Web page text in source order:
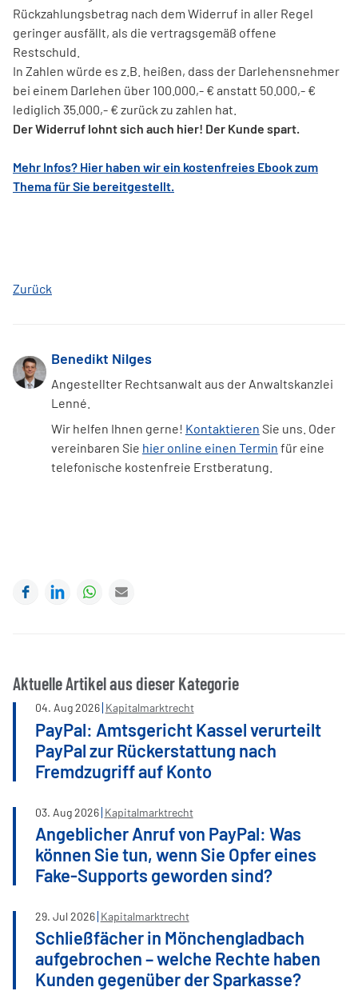
Rückzahlungsbetrag nach dem Widerruf in aller Regel
geringer ausfällt, als die vertragsgemäß offene
Restschuld.
In Zahlen würde es z.B. heißen, dass der Darlehensnehmer
bei einem Darlehen über 100.000,- € anstatt 50.000,- €
lediglich 35.000,- € zurück zu zahlen hat.
Der Widerruf lohnt sich auch hier! Der Kunde spart.
Mehr Infos? Hier haben wir ein kostenfreies Ebook zum
Thema für Sie bereitgestellt.
Zurück
Benedikt Nilges
Angestellter Rechtsanwalt aus der Anwaltskanzlei
Lenné.
Wir helfen Ihnen gerne! Kontaktieren Sie uns. Oder
vereinbaren Sie hier online einen Termin für eine
telefonische kostenfreie Erstberatung.
FacebookLinkedInWhatsApp
Aktuelle Artikel aus dieser Kategorie
04. Aug2026 Kapitalmarktrecht
PayPal: Amtsgericht Kassel verurteilt
PayPal zur Rückerstattung nach
Fremdzugriff auf Konto
03. Aug2026 Kapitalmarktrecht
Angeblicher Anruf von PayPal: Was
können Sie tun, wenn Sie Opfer eines
Fake-Supports geworden sind?
29. Jul 2026 Kapitalmarktrecht
Schließfächer in Mönchengladbach
aufgebrochen – welche Rechte haben
Kunden gegenüber der Sparkasse?